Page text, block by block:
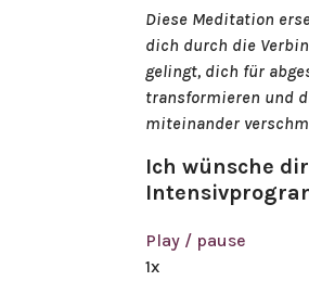
Diese Meditation
dich durch die
gelingt, dich für
transformieren und
miteinander
Ich wünsche
Play / pause
1x